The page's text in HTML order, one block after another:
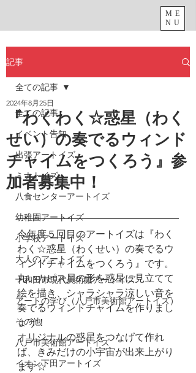
ME
NU
記事
全ての記事
イベント告知
出張アートイズ
ミナトイズ
八食センターアートイズ
幼稚園アートイズ
小学校アートイズ
大人のアートイズ
十和田市現代美術館アートイズ
アートの学び（八戸市美術館アートイズ）
その他
八戸市美術館アートイズ
イオン下田アートイズ
全ての記事
『わくわく☆惑星（わく
せい）の奏でるウィンド
チャイムをつくろう』参
加者募集中！
2024年8月25日
今年度５回目のアートイズは『わく
わく☆惑星（わくせい）の奏でるウ
ィンドチャイムをつくろう』です。
丸いカピス貝の形を惑星に見立てて
絵を描き、シャラシャラ涼しい音を
奏でるウィンドチャイムを作りまし
ょう！
オリジナルの惑星をつなげて作れ
ば、きみだけの小宇宙が出来上がり
ます☆